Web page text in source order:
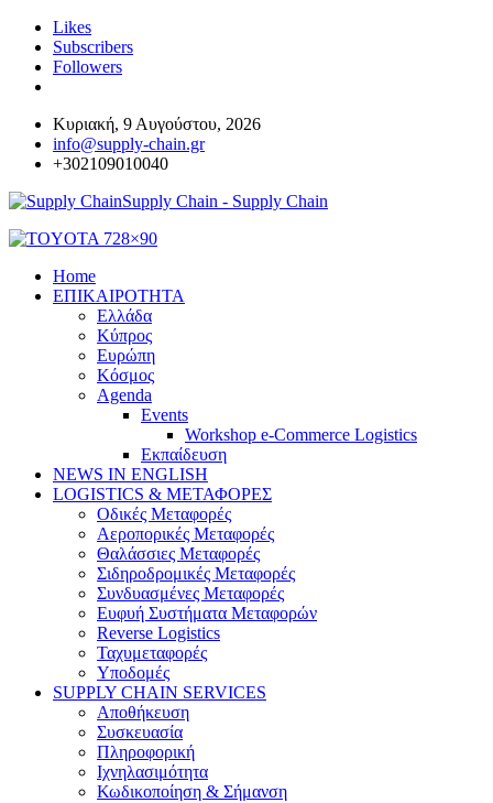
Likes
Subscribers
Followers
Κυριακή, 9 Αυγούστου, 2026
info@supply-chain.gr
+302109010040
Supply Chain - Supply Chain
Home
ΕΠΙΚΑΙΡΟΤΗΤΑ
Ελλάδα
Κύπρος
Ευρώπη
Κόσμος
Agenda
Events
Workshop e-Commerce Logistics
Εκπαίδευση
NEWS IN ENGLISH
LOGISTICS & ΜΕΤΑΦΟΡΕΣ
Οδικές Μεταφορές
Αεροπορικές Μεταφορές
Θαλάσσιες Μεταφορές
Σιδηροδρομικές Μεταφορές
Συνδυασμένες Μεταφορές
Ευφυή Συστήματα Μεταφορών
Reverse Logistics
Ταχυμεταφορές
Υποδομές
SUPPLY CHAIN SERVICES
Αποθήκευση
Συσκευασία
Πληροφορική
Ιχνηλασιμότητα
Κωδικοποίηση & Σήμανση